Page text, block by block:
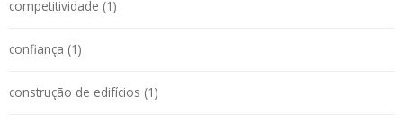
competitividade (1)
confiança (1)
construção de edifícios (1)